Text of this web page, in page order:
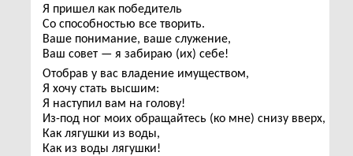
Я пришел как победитель
Со способностью все творить.
Ваше понимание, ваше служение,
Ваш совет — я забираю (их) себе!
Отобрав у вас владение имуществом,
Я хочу стать высшим:
Я наступил вам на голову!
Из-под ног моих обращайтесь (ко мне) снизу вверх,
Как лягушки из воды,
Как из воды лягушки!